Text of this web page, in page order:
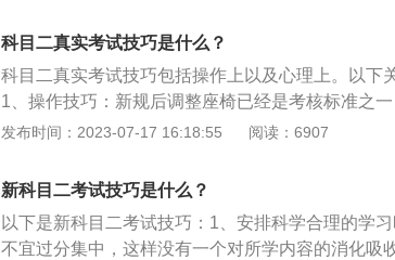
打、轻轻抬起离合器，听声变了放脚刹、车速缓缓
直角转弯：弯前一档车速慢，摆正车身是关键、左
牢、车头接近突起点，左打方向莫迟延、后视镜中
回正身、左线移到车头中，一圈方向要回稳、右棱
要把右镜看、盖过右角右打死，前看左线到中间、
子看、后轮压线右打死，等到车身平库线、停稳车
慢抬离合看左角，触到左线回一圈、线到中间回两
以试踩离合，试踩的过程中感受下离合的高低、松
感，包括起步以后，一直到进入第一个项目之前，
车。
科目二真实考试技巧是什么？
科目二真实考试技巧包括操作上以及心理上。以下
1、操作技巧：新规后调整座椅已经是考核标准之
差不多即可。要保证清晰看到车身和边线的距离。
要以一颗平常心去参考。太紧张或是太慌张就会很
坡道上熄了火，也不要太慌，只要快速打上火还是
脑子空白不知所措。
发布时间：2023-07-17 16:18:55 阅读：6907
新科目二考试技巧是什么？
以下是新科目二考试技巧：1、安排科学合理的学
不宜过分集中，这样没有一个对所学内容的消化吸